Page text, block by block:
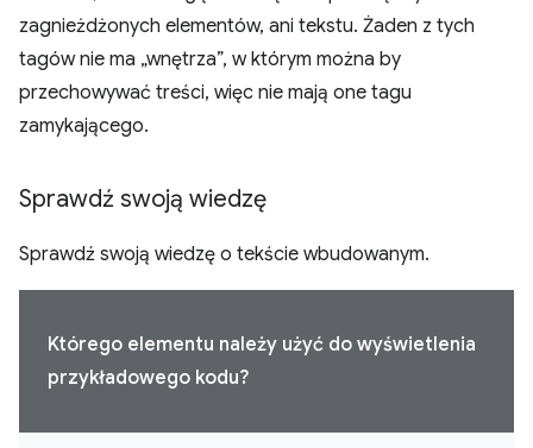
zagnieżdżonych elementów, ani tekstu. Żaden z tych
tagów nie ma „wnętrza”, w którym można by
przechowywać treści, więc nie mają one tagu
zamykającego.
Sprawdź swoją wiedzę
Sprawdź swoją wiedzę o tekście wbudowanym.
Którego elementu należy użyć do wyświetlenia
przykładowego kodu?